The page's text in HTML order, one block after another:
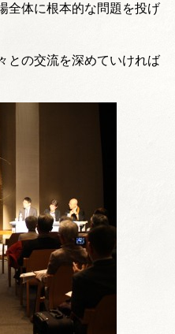
全体に根本的な問題を投げ
との交流を深めていければ